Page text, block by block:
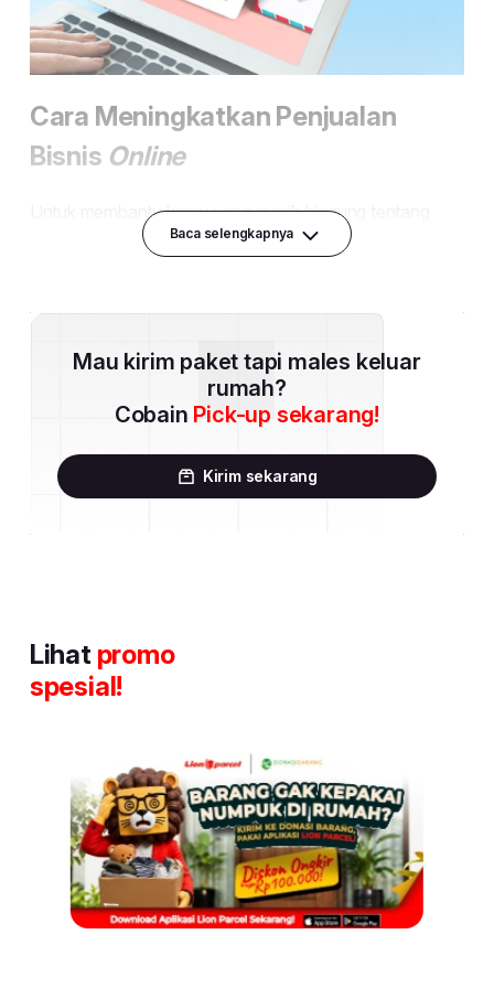
Baca selengkapnya
Mau kirim paket tapi males keluar
rumah?
Cobain Pick-up sekarang!
Kirim sekarang
Lihat promo
spesial!